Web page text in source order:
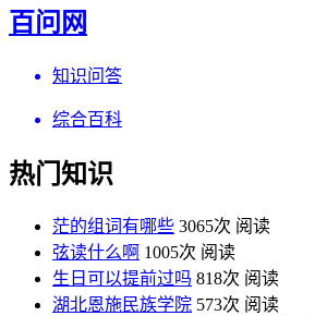
百问网
知识问答
综合百科
热门知识
茫的组词有哪些 3065次 阅读
弦读什么啊 1005次 阅读
生日可以提前过吗 818次 阅读
湖北恩施民族学院 573次 阅读